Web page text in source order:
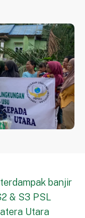
banjir
& S3 PSL
Utara